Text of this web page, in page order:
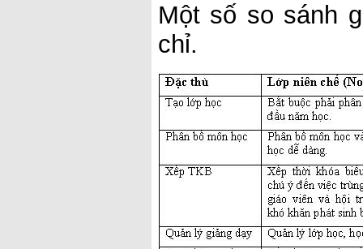
Một số so sánh
chỉ.